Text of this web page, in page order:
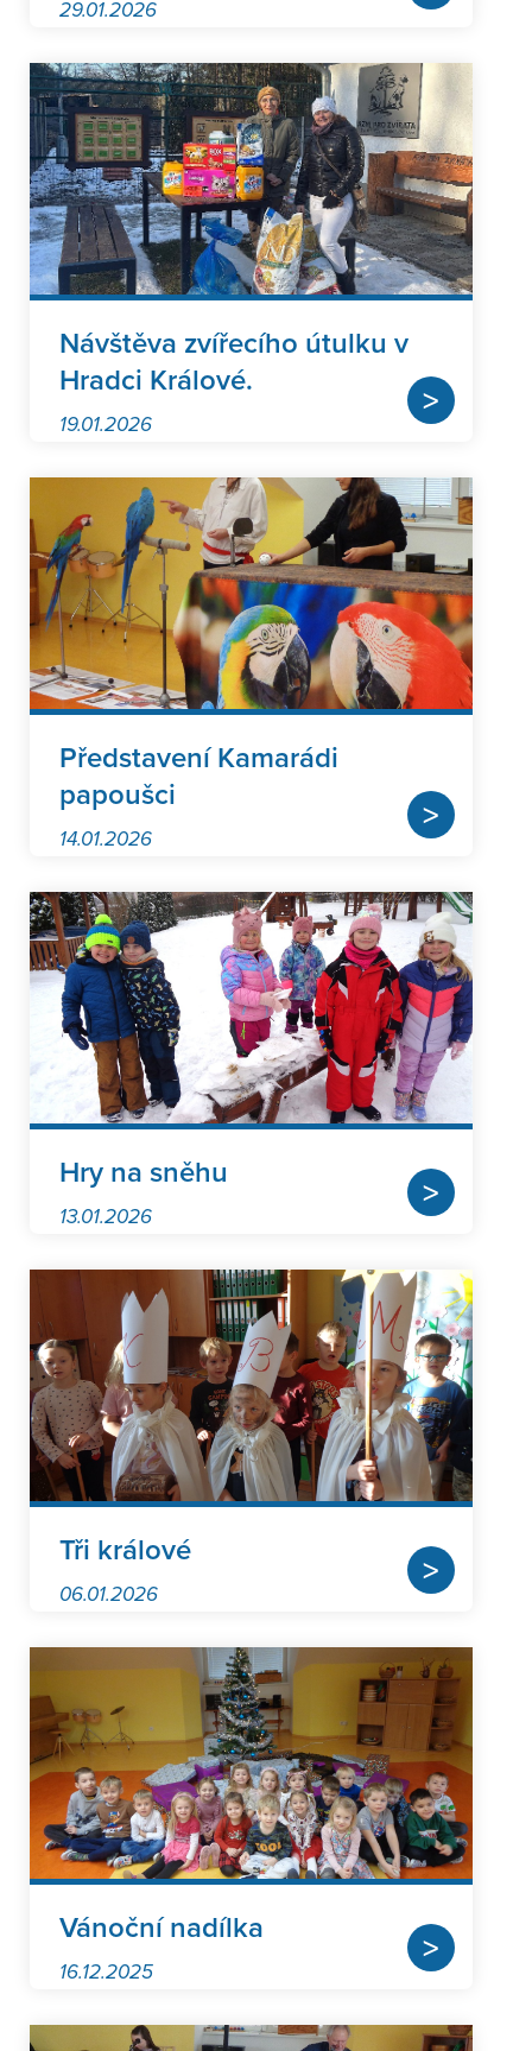
29.01.2026
Návštěva zvířecího útulku v
Hradci Králové.
19.01.2026
>
Představení Kamarádi
papoušci
14.01.2026
>
Hry na sněhu
13.01.2026
>
Tři králové
06.01.2026
>
Vánoční nadílka
16.12.2025
>